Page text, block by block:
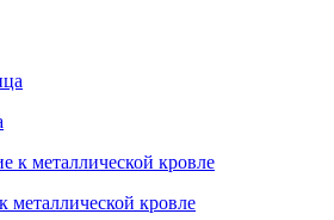
кровле